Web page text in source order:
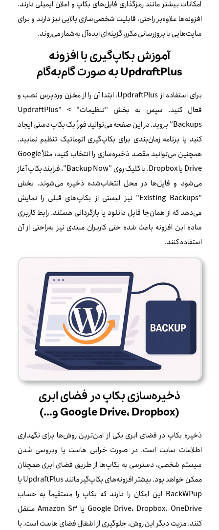
امکانات بیشتر مانند رمزگذاری فایل‌های بکاپ و اعلان ایمیلی دارند.
افزونه‌ها علاوه‌بر راحتی، قابلیت شخصی‌سازی بالایی نیز دارند و برای
سایت‌هایی با بروزرسانی مکرر، گزینه‌ای ایده‌آل به‌شمار می‌روند.
آموزش بکاپ‌گیری با افزونه
UpdraftPlus به صورت گام‌به‌گام
برای استفاده از UpdraftPlus، ابتدا آن را از مخزن وردپرس نصب و
فعال کنید. سپس به بخش "تنظیمات" > "UpdraftPlus
Backups" بروید. در این صفحه می‌توانید فوراً یک بکاپ دستی ایجاد
کنید یا برنامه زمان‌بندی برای بکاپ‌گیری اتوماتیک تنظیم نمایید.
همچنین می‌توانید مقصد ذخیره‌سازی را انتخاب کنید؛ مثلاً Google
Drive یا Dropbox. با کلیک روی "Backup Now"، فرایند بکاپ آغاز
می‌شود و فایل‌ها در محل انتخاب‌شده ذخیره می‌شوند. بخش
"Existing Backups" نیز لیستی از بکاپ‌های قبلی را نمایش
می‌دهد که از همان‌جا قابل دانلود یا بازگردانی هستند. رابط کاربری
ساده این افزونه باعث شده حتی کاربران مبتدی نیز به‌راحتی از آن
استفاده کنند.
ذخیره‌سازی بکاپ در فضای ابری
(Google Drive، Dropbox و…)
ذخیره بکاپ در فضای ابری یکی از امن‌ترین روش‌ها برای نگهداری
اطلاعات سایت است. در صورت خرابی هاست یا ویروسی شدن
سیستم شخصی، دسترسی به بکاپ‌ها از طریق فضای ابری همچنان
ممکن خواهد بود. بیشتر افزونه‌های بکاپ‌گیر مانند UpdraftPlus یا
BackWPup این امکان را دارند که بکاپ را مستقیماً به حساب
Google Drive، Dropbox، OneDrive یا Amazon S3 منتقل
کنند. مزیت دیگر این روش، جلوگیری از اشغال فضای هاست است. با